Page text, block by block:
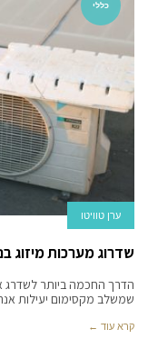
כללי
ערן טוויטו
שדרוג מערכות מיזוג
הדרך החכמה ביותר לשדרג
שמשלב מקסימום יעילות
קרא עוד ←